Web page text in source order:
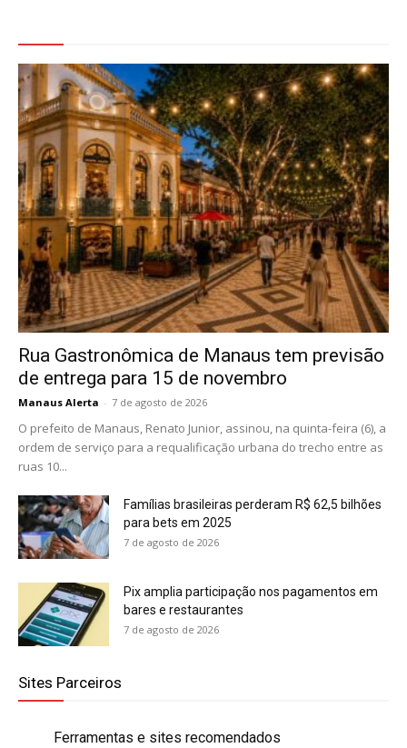
Rua Gastronômica de Manaus tem previsão
de entrega para 15 de novembro
Manaus Alerta - 7 de agosto de 2026
O prefeito de Manaus, Renato Junior, assinou, na quinta-feira (6), a
ordem de serviço para a requalificação urbana do trecho entre as
ruas 10...
Famílias brasileiras perderam R$ 62,5 bilhões
para bets em 2025
7 de agosto de 2026
Pix amplia participação nos pagamentos em
bares e restaurantes
7 de agosto de 2026
Sites Parceiros
Ferramentas e sites recomendados